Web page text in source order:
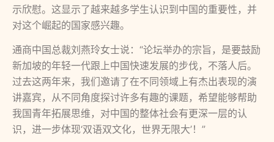
示欣慰。这显示了越来越多学生认识到中国的重要性，并
对这个崛起的国家感兴趣。
通商中国总裁刘燕玲女士说：“论坛举办的宗旨，是要鼓励
新加坡的年轻一代跟上中国快速发展的步伐，不落人后。
过去这两年来，我们邀请了在不同领域上有杰出表现的演
讲嘉宾，从不同角度探讨许多有趣的课题，希望能够帮助
我国青年拓展思维，对中国的整体社会有更深一层的认
识，进一步体现‘双语双文化，世界无限大’！”